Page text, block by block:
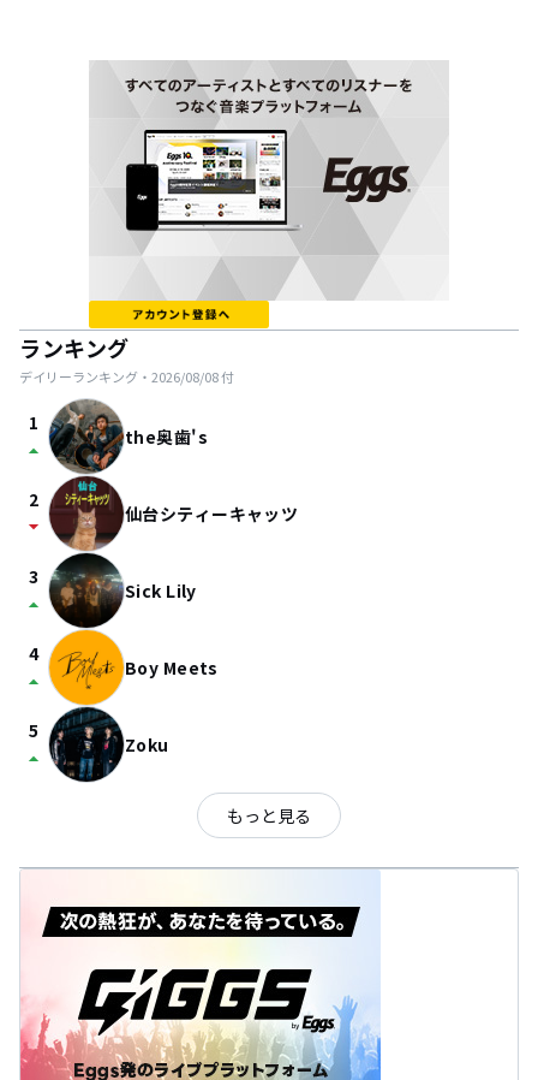
ランキング
デイリーランキング・ 2026/08/08付
1
arrow_drop_up the奥歯's
2
arrow_drop_down 仙台シティーキャッツ
3
arrow_drop_up Sick Lily
4
arrow_drop_up Boy Meets
5
arrow_drop_up Zoku
もっと見る